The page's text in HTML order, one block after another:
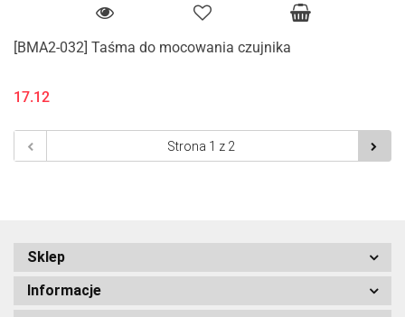
[BMA2-032] Taśma do mocowania czujnika
17.12
Sklep
Informacje